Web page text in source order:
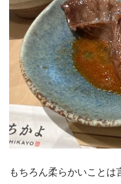
もちろん柔らかいことは